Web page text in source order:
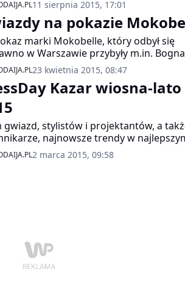
spódnic. Futrzane kamizelki oraz
zarówno w wersji maxi jak i
obecnie długości midi.
11 sierpnia 2015, 17:01
na pokazie
marki Mokobelle, który odbył się
w Warszawie przybyły m.in. Bogna
Joanna Przetakiewicz, Kamila
Karolina Malinowska, Sylwia
Dorota Williams.
23 kwietnia 2015, 08:47
Kazar wiosna-lato
gwiazd, stylistów i projektantów, a
najnowsze trendy w
i wyśmienita atmosfera – tak w
opisać premierę najnowszej kolekcji
2 marca 2015, 09:58